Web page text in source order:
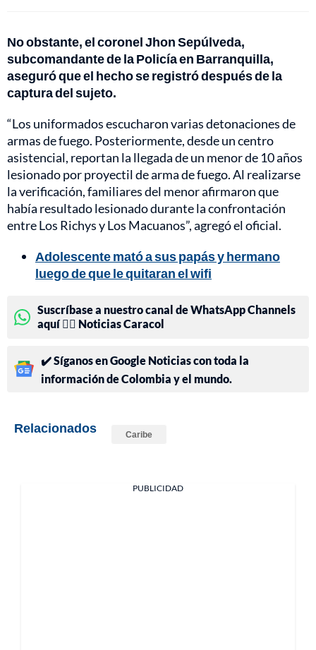
No obstante, el coronel Jhon Sepúlveda,
subcomandante de la Policía en Barranquilla,
aseguró que el hecho se registró después de la
captura del sujeto.
“Los uniformados escucharon varias detonaciones de
armas de fuego. Posteriormente, desde un centro
asistencial, reportan la llegada de un menor de 10 años
lesionado por proyectil de arma de fuego. Al realizarse
la verificación, familiares del menor afirmaron que
había resultado lesionado durante la confrontación
entre Los Richys y Los Macuanos”, agregó el oficial.
Adolescente mató a sus papás y hermano
luego de que le quitaran el wifi
Suscríbase a nuestro canal de WhatsApp Channels
aquí 👉🏻 Noticias Caracol
✔️ Síganos en Google Noticias con toda la
información de Colombia y el mundo.
Relacionados Caribe
PUBLICIDAD